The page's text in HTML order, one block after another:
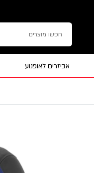
אביזרים לאופנוע